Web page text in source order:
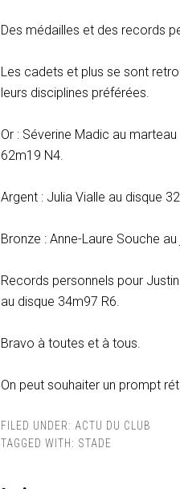
Des médailles et des records
Les cadets et plus se sont
leurs disciplines préférées.
Or : Séverine Madic au
62m19 N4.
Argent : Julia Vialle au disque
Bronze : Anne-Laure Souche
Records personnels pour
au disque 34m97 R6.
Bravo à toutes et à tous.
On peut souhaiter un prompt
FILED UNDER: ACTU DU CLUB
TAGGED WITH: STADE